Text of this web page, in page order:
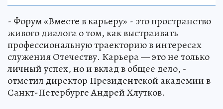
- Форум «Вместе в карьеру» - это пространство
живого диалога о том, как выстраивать
профессиональную траекторию в интересах
служения Отечеству. Карьера — это не только
личный успех, но и вклад в общее дело, -
отметил директор Президентской академии в
Санкт-Петербурге Андрей Хлутков.